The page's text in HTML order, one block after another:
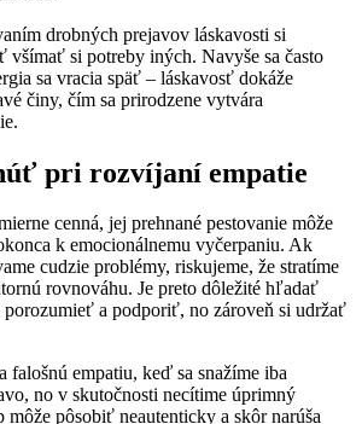
drobných prejavov láskavosti si
všímať si potreby iných. Navyše sa často
sa vracia späť – láskavosť dokáže
činy, čím sa prirodzene vytvára
pri rozvíjaní empatie
cenná, jej prehnané pestovanie môže
k emocionálnemu vyčerpaniu. Ak
cudzie problémy, riskujeme, že stratíme
rovnováhu. Je preto dôležité hľadať
a podporiť, no zároveň si udržať
falošnú empatiu, keď sa snažíme iba
no v skutočnosti necítime úprimný
môže pôsobiť neautenticky a skôr narúša